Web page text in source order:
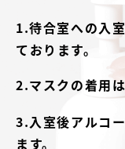
1.待合室への入室
ております。
2.マスクの着用
3.入室後アルコ
ます。